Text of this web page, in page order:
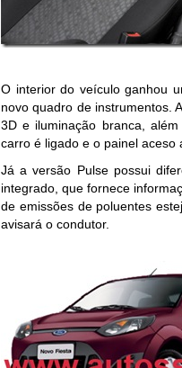
O interior do veículo ganhou
novo quadro de instrumentos.
3D e iluminação branca,
carro é ligado e o painel aceso
Já a versão Pulse possui
integrado, que fornece
de emissões de poluentes
avisará o condutor.